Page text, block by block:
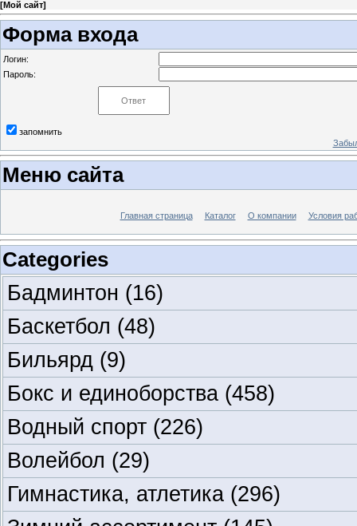
[Мой сайт]
Форма входа
Логин:
Пароль:
запомнить
Меню сайта
Главная страница Каталог О компании Условия
Categories
Бадминтон (16)
Баскетбол (48)
Бильярд (9)
Бокс и единоборства (458)
Водный спорт (226)
Волейбол (29)
Гимнастика, атлетика (296)